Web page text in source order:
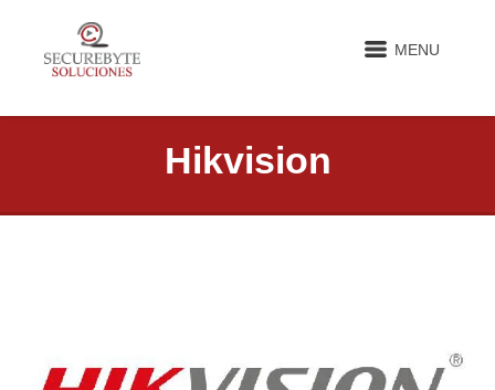
MENU
Hikvision